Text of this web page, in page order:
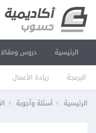
الرئيسية دروس
البرمجة ريادة الأعمال
الرئيسية أسئلة وأجوبة